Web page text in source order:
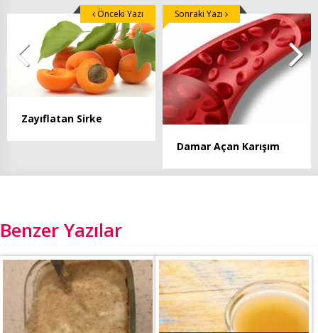
Zayıflatan Sirke
Önceki Yazı
Damar Açan Karışım
Sonraki Yazı
Benzer Yazılar